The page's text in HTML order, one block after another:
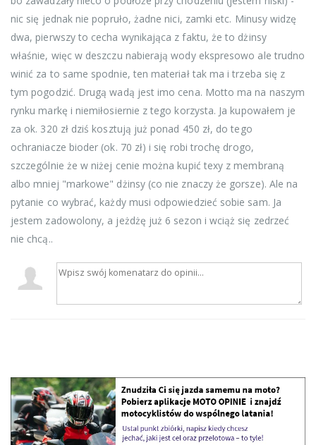
nic się jednak nie popruło, żadne nici, zamki etc. Minusy widzę
dwa, pierwszy to cecha wynikająca z faktu, że to dżinsy
właśnie, więc w deszczu nabierają wody ekspresowo ale trudno
winić za to same spodnie, ten materiał tak ma i trzeba się z
tym pogodzić. Drugą wadą jest imo cena. Motto ma na naszym
rynku markę i niemiłosiernie z tego korzysta. Ja kupowałem je
za ok. 320 zł dziś kosztują już ponad 450 zł, do tego
ochraniacze bioder (ok. 70 zł) i się robi trochę drogo,
szczególnie że w niżej cenie można kupić texy z membraną
albo mniej "markowe" dżinsy (co nie znaczy że gorsze). Ale na
pytanie co wybrać, każdy musi odpowiedzieć sobie sam. Ja
jestem zadowolony, a jeżdżę już 6 sezon i wciąż się zedrzeć
nie chcą..